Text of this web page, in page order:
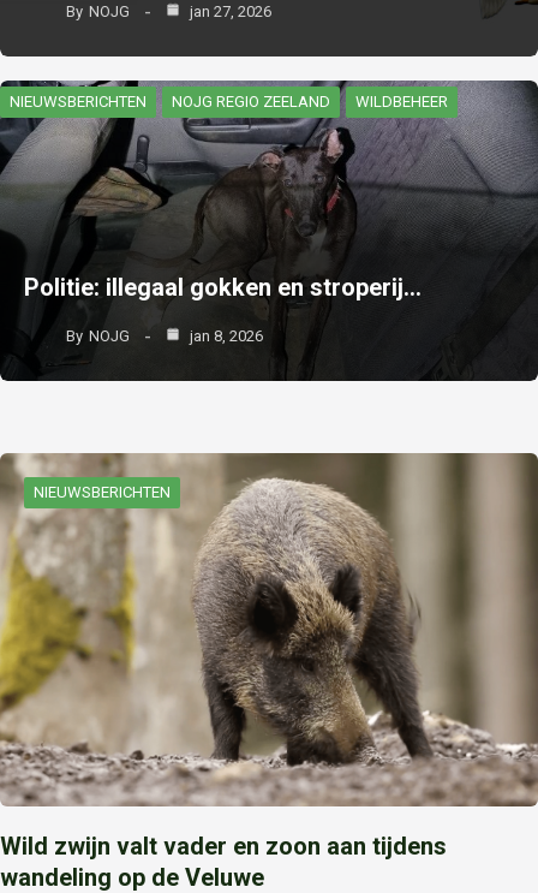
By NOJG jan 27, 2026
NIEUWSBERICHTEN NOJG REGIO ZEELAND WILDBEHEER
Politie: illegaal gokken en stroperij…
By NOJG jan 8, 2026
NIEUWSBERICHTEN
Wild zwijn valt vader en zoon aan tijdens
wandeling op de Veluwe